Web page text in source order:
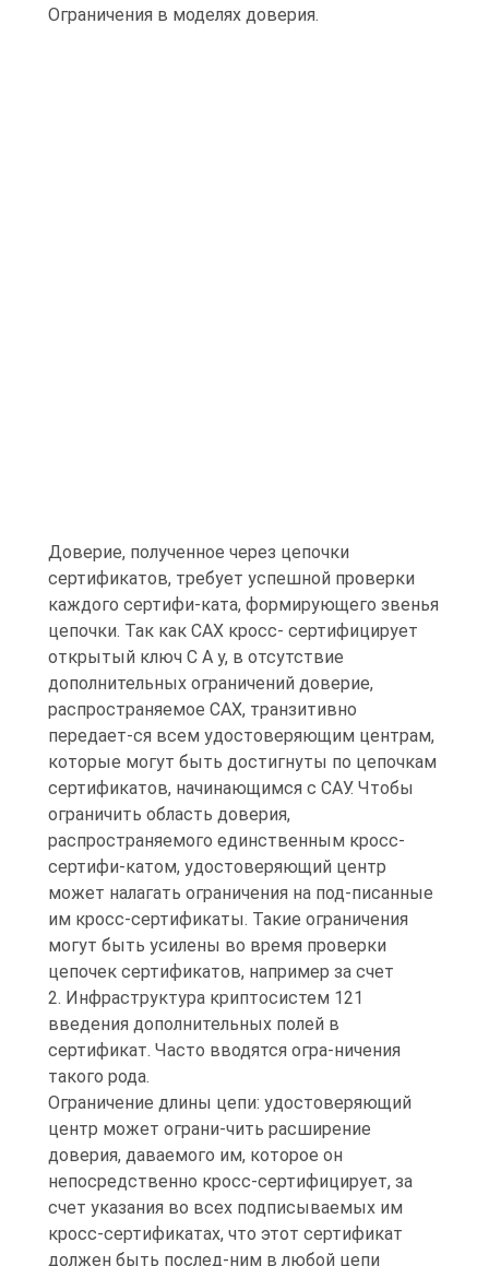
Ограничения в моделях доверия.
Доверие, полученное через цепочки
сертификатов, требует успешной проверки
каждого сертифи-ката, формирующего звенья
цепочки. Так как САХ кросс- сертифицирует
открытый ключ С А у, в отсутствие
дополнительных ограничений доверие,
распространяемое САХ, транзитивно
передает-ся всем удостоверяющим центрам,
которые могут быть достигнуты по цепочкам
сертификатов, начинающимся с САУ. Чтобы
ограничить область доверия,
распространяемого единственным кросс-
сертифи-катом, удостоверяющий центр
может налагать ограничения на под-писанные
им кросс-сертификаты. Такие ограничения
могут быть усилены во время проверки
цепочек сертификатов, например за счет
2. Инфраструктура криптосистем 121
введения дополнительных полей в
сертификат. Часто вводятся огра-ничения
такого рода.
Ограничение длины цепи: удостоверяющий
центр может ограни-чить расширение
доверия, даваемого им, которое он
непосредственно кросс-сертифицирует, за
счет указания во всех подписываемых им
кросс-сертификатах, что этот сертификат
должен быть послед-ним в любой цепи